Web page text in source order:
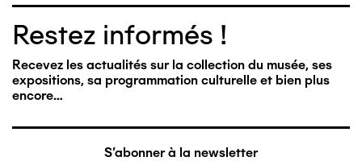
Restez informés !
Recevez les actualités sur la collection du musée, ses
expositions, sa programmation culturelle et bien plus
encore…
S'abonner à la newsletter